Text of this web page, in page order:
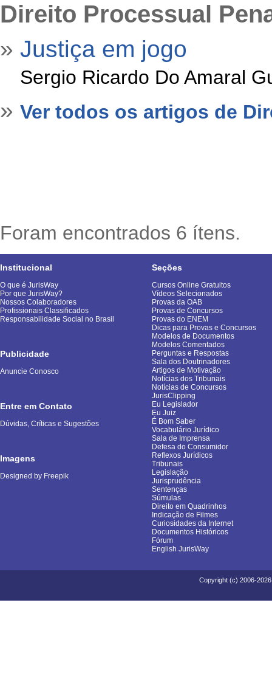
Direito Processual
» Justiça em jogo
Sergio Ricardo Do Amaral
» Ver todos os artigos de
Foram encontrados 6 ítens.
Institucional
O que é JurisWay
Por que JurisWay?
Nossos Colaboradores
Profissionais Classificados
Responsabilidade Social no Brasil
Publicidade
Anuncie Conosco
Entre em Contato
Dúvidas, Críticas e Sugestões
Imagens
Designed by Freepik
Seções
Cursos Online Gratuitos
Vídeos Selecionados
Provas da OAB
Provas de Concursos
Provas do ENEM
Dicas para Provas e Concursos
Modelos de Documentos
Modelos Comentados
Perguntas e Respostas
Sala dos Doutrinadores
Artigos de Motivação
Notícias dos Tribunais
Notícias de Concursos
JurisClipping
Eu Legislador
Eu Juiz
É Bom Saber
Vocabulário Jurídico
Sala de Imprensa
Defesa do Consumidor
Reflexos Jurídicos
Tribunais
Legislação
Jurisprudência
Sentenças
Súmulas
Direito em Quadrinhos
Indicação de Filmes
Curiosidades da Internet
Documentos Históricos
Fórum
English JurisWay
Copyright (c) 2006-